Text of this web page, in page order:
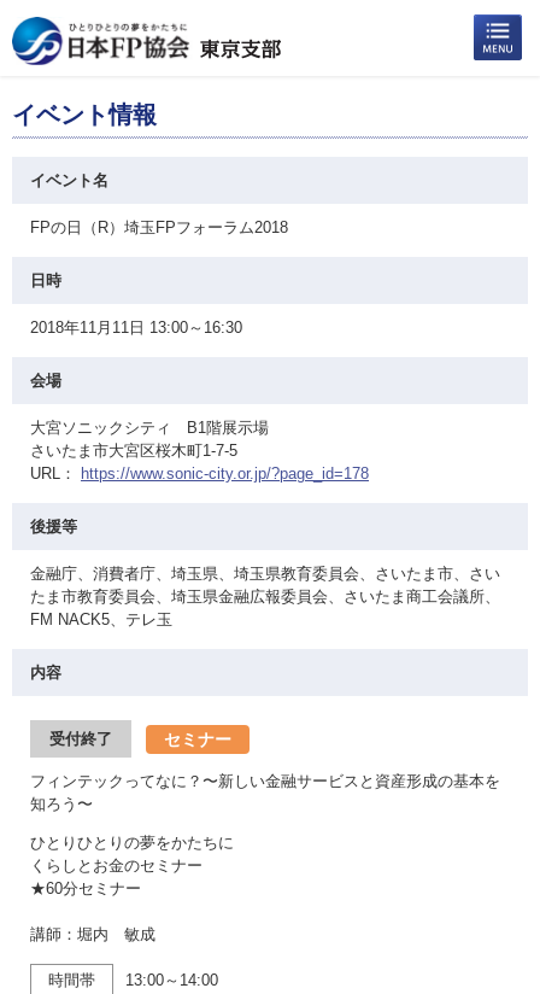
イベント情報
イベント名
FPの日（R）埼玉FPフォーラム2018
日時
2018年11月11日 13:00～16:30
会場
大宮ソニックシティ B1階展示場
さいたま市大宮区桜木町1-7-5
URL：
https://www.sonic-city.or.jp/?page_id=178
後援等
金融庁、消費者庁、埼玉県、埼玉県教育委員会、さいたま市、さい
たま市教育委員会、埼玉県金融広報委員会、さいたま商工会議所、
FM NACK5、テレ玉
内容
受付終了 セミナー
フィンテックってなに？〜新しい金融サービスと資産形成の基本を
知ろう〜
ひとりひとりの夢をかたちに
くらしとお金のセミナー
★60分セミナー
講師：堀内 敏成
時間帯 13:00～14:00